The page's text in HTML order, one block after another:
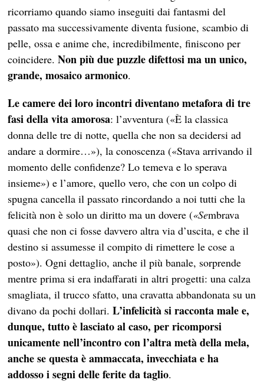
ricorriamo quando siamo inseguiti dai fantasmi del
passato ma successivamente diventa fusione, scambio di
pelle, ossa e anime che, incredibilmente, finiscono per
coincidere.Non più due puzzle difettosi ma un unico,
grande, mosaico armonico.
Le camere dei loro incontri diventano metafora di tre
fasi della vita amorosa: l’avventura («È la classica
donna delle tre di notte, quella che non sa decidersi ad
andare a dormire…»), la conoscenza («Stava arrivando il
momento delle confidenze? Lo temeva e lo sperava
insieme») e l’amore, quello vero, che con un colpo di
spugna cancella il passato rincordando a noi tutti che la
felicità non è solo un diritto ma un dovere («Sembrava
quasi che non ci fosse davvero altra via d’uscita, e che il
destino si assumesse il compito di rimettere le cose a
posto»). Ogni dettaglio, anche il più banale, sorprende
mentre prima si era indaffarati in altri progetti: una calza
smagliata, il trucco sfatto, una cravatta abbandonata su un
divano da pochi dollari.L’infelicità si racconta male e,
dunque, tutto è lasciato al caso, per ricomporsi
unicamente nell’incontro con l’altra metà della mela,
anche se questa è ammaccata, invecchiata e ha
addosso i segni delle ferite da taglio.